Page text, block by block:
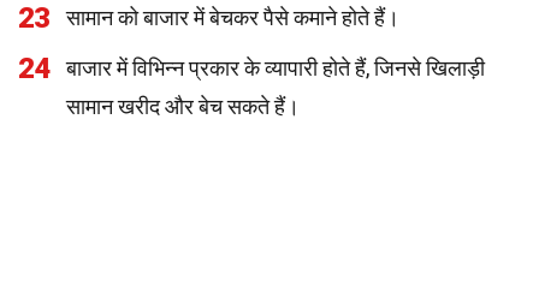
23 सामान को बाजार में बेचकर पैसे कमाने होते हैं।
24
बाजार में विभिन्न प्रकार के व्यापारी होते हैं, जिनसे खिलाड़ी
सामान खरीद और बेच सकते हैं।